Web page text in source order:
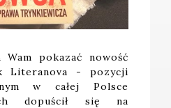
Wam pokazać nowość
Literanova - pozycji
w całej Polsce
dopuścił się na